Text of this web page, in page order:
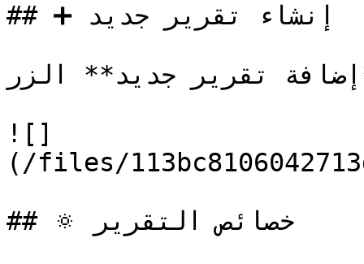
## ➕ إنشاء تقرير جديد
تقرير جديد** الزر.
![]
(/files/
## 🔅 خصائص التقرير